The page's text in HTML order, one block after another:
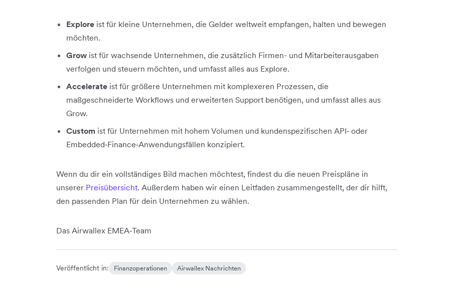
Explore ist für kleine Unternehmen, die Gelder weltweit empfangen, halten und bewegen
möchten.
Grow ist für wachsende Unternehmen, die zusätzlich Firmen- und Mitarbeiterausgaben
verfolgen und steuern möchten, und umfasst alles aus Explore.
Accelerate ist für größere Unternehmen mit komplexeren Prozessen, die
maßgeschneiderte Workflows und erweiterten Support benötigen, und umfasst alles aus
Grow.
Custom ist für Unternehmen mit hohem Volumen und kundenspezifischen API‑ oder
Embedded‑Finance‑Anwendungsfällen konzipiert.
Wenn du dir ein vollständiges Bild machen möchtest, findest du die neuen Preispläne in
unserer Preisübersicht. Außerdem haben wir einen Leitfaden zusammengestellt, der dir hilft,
den passenden Plan für dein Unternehmen zu wählen.
Das Airwallex EMEA‑Team
Veröffentlicht in: Finanzoperationen Airwallex Nachrichten